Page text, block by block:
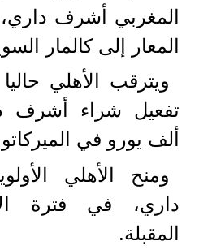
المغربي أشرف
المعار إلى كالمار
ويترقب الأهلي
ألف يورو في
ومنح الأهلي
داري، في فترة
المقبلة.